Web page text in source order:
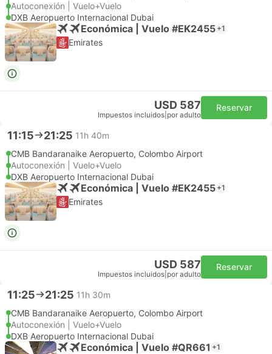
Autoconexión | Vuelo+Vuelo
DXB Aeropuerto Internacional Dubai
Económica | Vuelo #EK2455 +1
Emirates
USD 587
Impuestos incluidos por adulto
Reservar
11:15 21:25 11h 40m
CMB Bandaranaike Aeropuerto, Colombo Airport
Autoconexión | Vuelo+Vuelo
DXB Aeropuerto Internacional Dubai
Económica | Vuelo #EK2455 +1
Emirates
USD 587
Impuestos incluidos por adulto
Reservar
11:25 21:25 11h 30m
CMB Bandaranaike Aeropuerto, Colombo Airport
Autoconexión | Vuelo+Vuelo
DXB Aeropuerto Internacional Dubai
Económica | Vuelo #QR661 +1